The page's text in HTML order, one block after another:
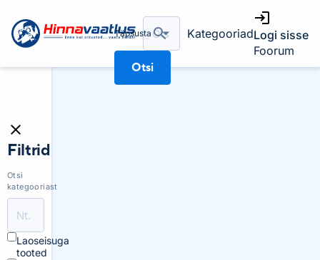
Täpsusta
Otsi
KategooriadLogi sisse
Foorum
Filtrid
Otsi
kategooriast
Laoseisuga
tooted